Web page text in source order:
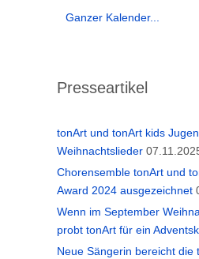
Ganzer Kalender...
Presseartikel
tonArt und tonArt kids
Weihnachtslieder
Chorensemble tonArt und
Award 2024 ausgezeichnet
Wenn im September
probt tonArt für ein
Neue Sängerin bereicht die